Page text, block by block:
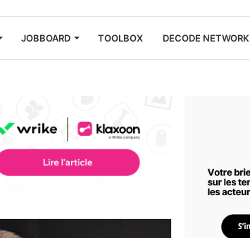
JOBBOARD TOOLBOX DECODE NETWORK